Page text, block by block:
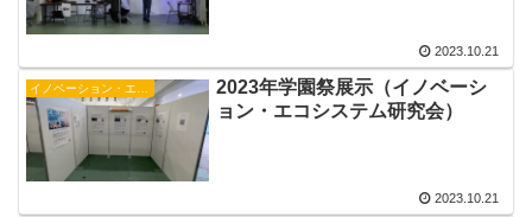
2023.10.21
2023年学園祭展示（イノベーシ
ョン・エコシステム研究会）
2023.10.21